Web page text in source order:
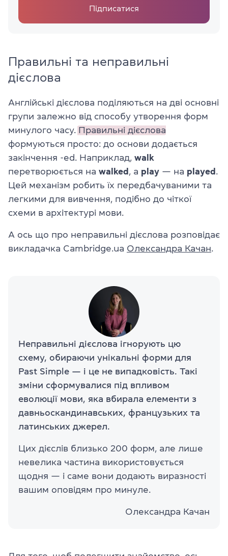
Підписатися
Правильні та неправильні
дієслова
Англійські дієслова поділяються на дві основні
групи залежно від способу утворення форм
минулого часу. Правильні дієслова
формуються просто: до основи додається
закінчення -ed. Наприклад, walk
перетворюється на walked , а play — на played
Цей механізм робить їх передбачуваними та
легкими для вивчення, подібно до чіткої
схеми в архітектурі мови.
А ось що про неправильні дієслова розповідає
викладачка Cambridge.ua Олександра Качан
Неправильні дієслова ігнорують цю
схему, обираючи унікальні форми для
Past Simple — і це не випадковість. Такі
зміни сформувалися під впливом
еволюції мови, яка вбирала елементи з
давньоскандинавських, французьких та
латинських джерел.
Цих дієслів близько 200 форм, але лише
невелика частина використовується
щодня — і саме вони додають виразності
вашим оповідям про минуле.
Олександра Качан